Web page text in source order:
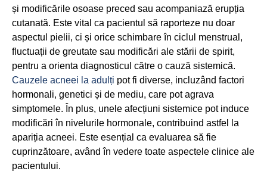
și modificările osoase preced sau acompaniază erupția
cutanată. Este vital ca pacientul să raporteze nu doar
aspectul pielii, ci și orice schimbare în ciclul menstrual,
fluctuații de greutate sau modificări ale stării de spirit,
pentru a orienta diagnosticul către o cauză sistemică.
Cauzele acneei la adulți pot fi diverse, incluzând factori
hormonali, genetici și de mediu, care pot agrava
simptomele. În plus, unele afecțiuni sistemice pot induce
modificări în nivelurile hormonale, contribuind astfel la
apariția acneei. Este esențial ca evaluarea să fie
cuprinzătoare, având în vedere toate aspectele clinice ale
pacientului.